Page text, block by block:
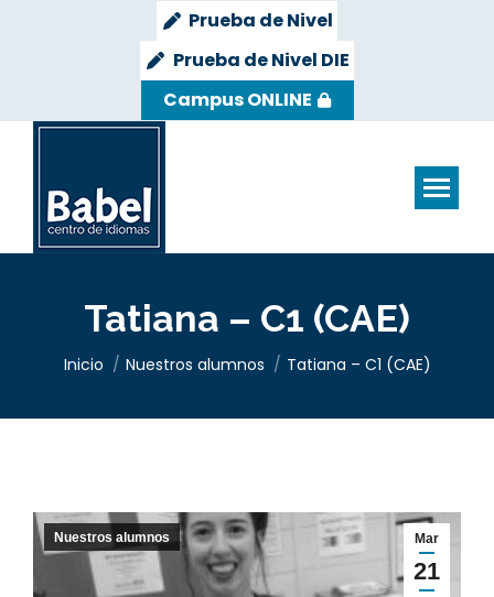
Prueba de Nivel
Prueba de Nivel DIE
Campus ONLINE
Tatiana – C1 (CAE)
Estás aquí:
Inicio Nuestros alumnos Tatiana – C1 (CAE)
Mar
21
Nuestros alumnos